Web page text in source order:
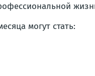
могут стать: